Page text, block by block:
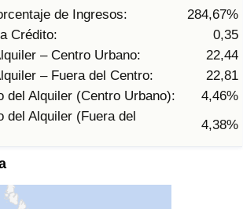
de Ingresos:
284,67%
Crédito:
0,35
– Centro Urbano:
22,44
– Fuera del Centro:
22,81
del Alquiler (Centro Urbano):
4,46%
del Alquiler (Fuera del
4,38%
(Actual)
por País